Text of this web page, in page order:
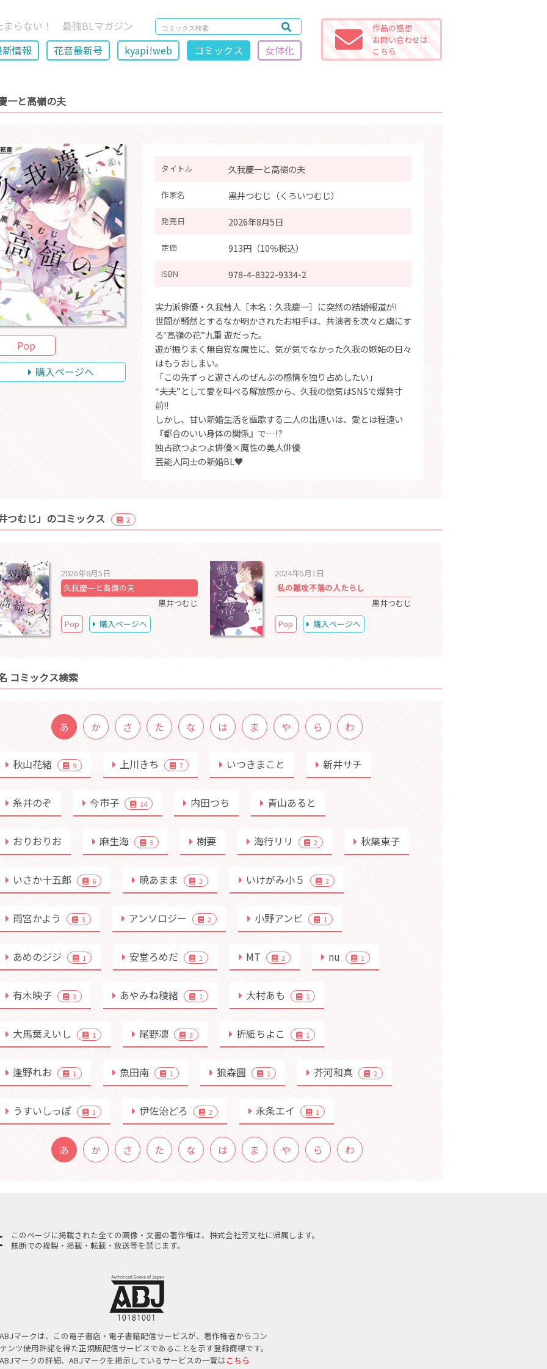
まらない！ 最強BLマガジン
情報
花音最新号 kyapi!web コミックス 女体化
作品の感想
お問い合わせは
こちら
一と高嶺の夫
Pop
購入ページへ
タイトル 久我慶一と高嶺の夫
作家名 黒井つむじ（くろいつむじ）
発売日 2026年8月5日
定価 913円（10％税込）
ISBN 978-4-8322-9334-2
実力派俳優・久我彗人［本名：久我慶一］に突然の結婚報道が!
世間が騒然とするなか明かされたお相手は、共演者を次々と虜にす
る‟高嶺の花”九重 遊だった。
遊が振りまく無自覚な魔性に、気が気でなかった久我の嫉妬の日々
はもうおしまい。
「この先ずっと遊さんのぜんぶの感情を独り占めしたい」
“夫夫”として愛を叫べる解放感から、久我の惚気はSNSで爆発寸
前!!
しかし、甘い新婚生活を謳歌する二人の出逢いは、愛とは程遠い
『都合のいい身体の関係』で…!?
独占欲つよつよ俳優×魔性の美人俳優
芸能人同士の新婚BL♥
つむじ」のコミックス 2
2026年8月5日
久我慶一と高嶺の夫
黒井つむじ
Pop
購入ページへ
2024年5月1日
私の難攻不落の人たらし
黒井つむじ
Pop
購入ページへ
コミックス検索
あ か さ た な は ま や ら わ
秋山花緒 9 上川きち 7 いつきまこと 新井サチ
糸井のぞ 今市子 14 内田つち 青山あると
おりおりお 麻生海 3 樹要 海行リリ 2 秋葉東子
いさか十五郎 6 暁あまま 3 いけがみ小５ 2
雨宮かよう 3 アンソロジー 2 小野アンビ 1
あめのジジ 1 安堂ろめだ 1 MT 2 nu 1
有木映子 3 あやみね稜緒 1 大村あも 1
大馬葉えいし 1 尾野凛 3 折紙ちよこ 1
逢野れお 1 魚田南 1 狼森圓 1 芥河和真 2
うすいしっぽ 2 伊佐治どろ 2 永条エイ 1
あ か さ た な は ま や ら わ
このページに掲載された全ての画像・文書の著作権は、株式会社芳文社に帰属します。
無断での複製・掲載・転載・放送等を禁じます。
ABJマークは、この電子書店・電子書籍配信サービスが、著作権者からコン
テンツ使用許諾を得た正規版配信サービスであることを示す登録商標です。
ABJマークの詳細、ABJマークを掲示しているサービスの一覧はこちら